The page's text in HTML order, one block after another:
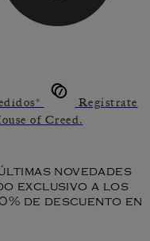
Regístrate
of Creed.
novedades
exclusivo a los
de descuento en